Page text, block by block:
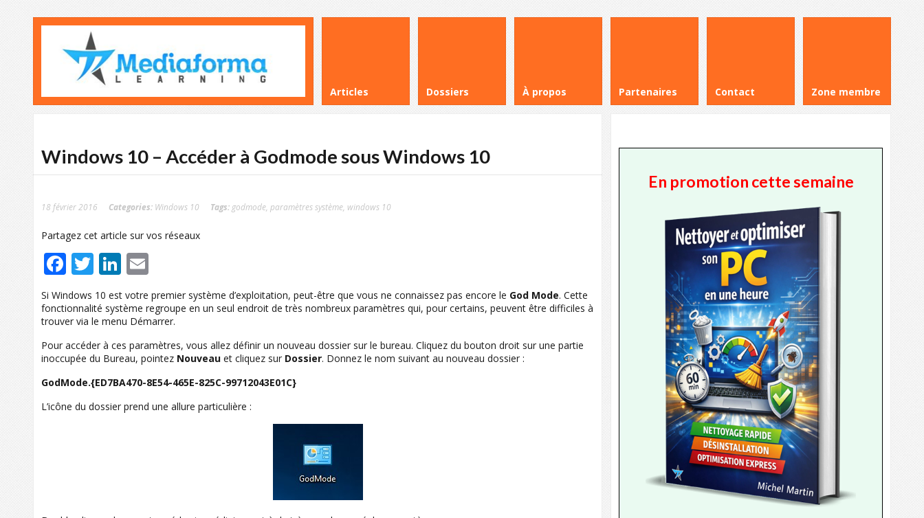
Articles Dossiers À propos Partenaires Contact Zone membre
Windows 10 – Accéder à Godmode sous Windows 10
18 février 2016 Categories: Windows 10 Tags: godmode paramètres système windows 10
Partagez cet article sur vos réseaux
Facebook
TwitterLinkedIn
Si Windows 10 est votre premier système d’exploitation, peut-être que vous ne connaissez pas encore le God Mode. Cette
fonctionnalité système regroupe en un seul endroit de très nombreux paramètres qui, pour certains, peuvent être difficiles à
trouver via le menu Démarrer.
Pour accéder à ces paramètres, vous allez définir un nouveau dossier sur le bureau. Cliquez du bouton droit sur une partie
inoccupée du Bureau, pointez Nouveau et cliquez sur Dossier. Donnez le nom suivant au nouveau dossier :
GodMode.{ED7BA470-8E54-465E-825C-99712043E01C}
L’icône du dossier prend une allure particulière :
En promotion cette semaine